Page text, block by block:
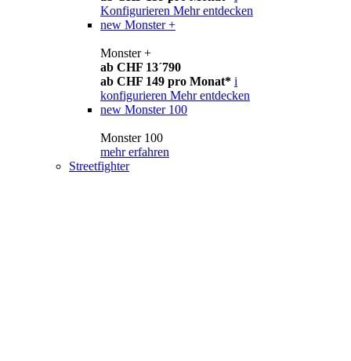
Konfigurieren Mehr entdecken
new Monster +
Monster +
ab CHF 13´790
ab CHF 149 pro Monat* i
konfigurieren Mehr entdecken
new Monster 100
Monster 100
mehr erfahren
Streetfighter